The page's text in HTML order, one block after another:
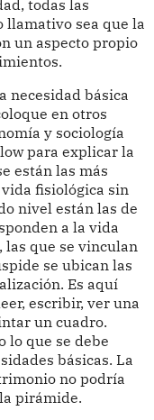
todas las
llamativo sea que la
un aspecto propio
necesidad básica
en otros
y sociología
para explicar la
están las más
fisiológica sin
nivel están las de
a la vida
las que se vinculan
se ubican las
Es aquí
escribir, ver una
un cuadro.
lo que se debe
básicas. La
no podría
pirámide.